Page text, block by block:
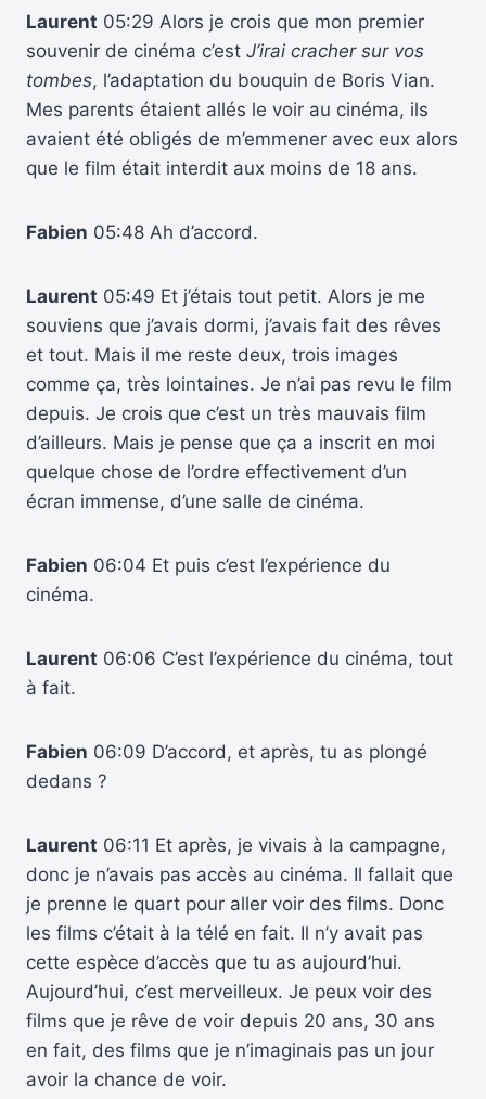
Laurent 05:29 Alors je crois que mon premier
souvenir de cinéma c’est J’irai cracher sur vos
tombes, l’adaptation du bouquin de Boris Vian.
Mes parents étaient allés le voir au cinéma, ils
avaient été obligés de m’emmener avec eux alors
que le film était interdit aux moins de 18 ans.
Fabien 05:48 Ah d’accord.
Laurent 05:49 Et j’étais tout petit. Alors je me
souviens que j’avais dormi, j’avais fait des rêves
et tout. Mais il me reste deux, trois images
comme ça, très lointaines. Je n’ai pas revu le film
depuis. Je crois que c’est un très mauvais film
d’ailleurs. Mais je pense que ça a inscrit en moi
quelque chose de l’ordre effectivement d’un
écran immense, d’une salle de cinéma.
Fabien 06:04 Et puis c’est l’expérience du
cinéma.
Laurent 06:06 C’est l’expérience du cinéma, tout
à fait.
Fabien 06:09 D’accord, et après, tu as plongé
dedans ?
Laurent 06:11 Et après, je vivais à la campagne,
donc je n’avais pas accès au cinéma. Il fallait que
je prenne le quart pour aller voir des films. Donc
les films c’était à la télé en fait. Il n’y avait pas
cette espèce d’accès que tu as aujourd’hui.
Aujourd’hui, c’est merveilleux. Je peux voir des
films que je rêve de voir depuis 20 ans, 30 ans
en fait, des films que je n’imaginais pas un jour
avoir la chance de voir.